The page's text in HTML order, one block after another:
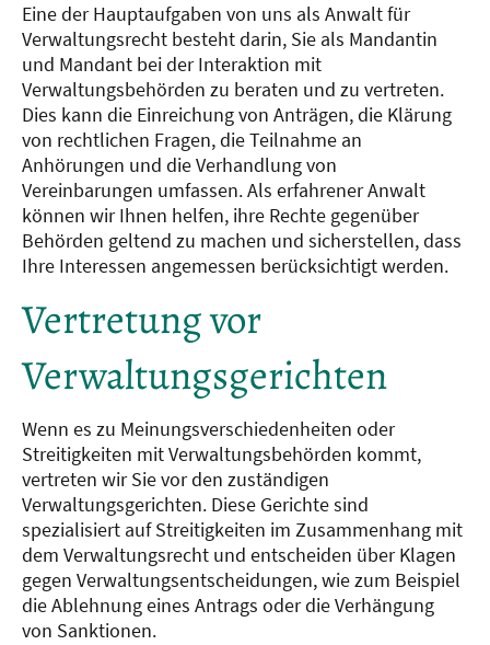
Eine der Hauptaufgaben von uns als Anwalt für
Verwaltungsrecht besteht darin, Sie als Mandantin
und Mandant bei der Interaktion mit
Verwaltungsbehörden zu beraten und zu vertreten.
Dies kann die Einreichung von Anträgen, die Klärung
von rechtlichen Fragen, die Teilnahme an
Anhörungen und die Verhandlung von
Vereinbarungen umfassen. Als erfahrener Anwalt
können wir Ihnen helfen, ihre Rechte gegenüber
Behörden geltend zu machen und sicherstellen, dass
Ihre Interessen angemessen berücksichtigt werden.
Vertretung vor
Verwaltungsgerichten
Wenn es zu Meinungsverschiedenheiten oder
Streitigkeiten mit Verwaltungsbehörden kommt,
vertreten wir Sie vor den zuständigen
Verwaltungsgerichten. Diese Gerichte sind
spezialisiert auf Streitigkeiten im Zusammenhang mit
dem Verwaltungsrecht und entscheiden über Klagen
gegen Verwaltungsentscheidungen, wie zum Beispiel
die Ablehnung eines Antrags oder die Verhängung
von Sanktionen.